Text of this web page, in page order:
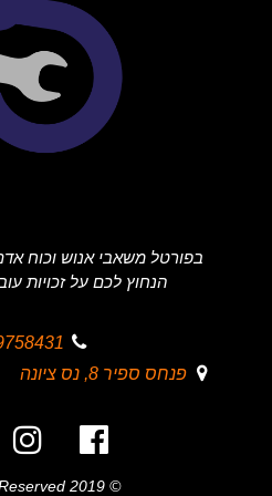
בפורטל משאבי אנוש וכוח
הנחוץ לכם על זכויות
- 08
פנחס ספיר 8, נס ציונה
© 2019 All Rights Reserved